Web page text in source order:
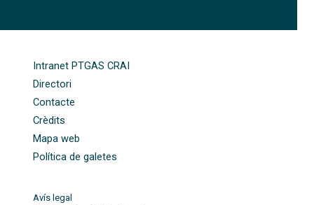
Intranet PTGAS CRAI
Directori
Contacte
Crèdits
Mapa web
Política de galetes
Avís legal